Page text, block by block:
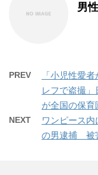
男
PREV
「小児性愛
レフで盗撮
が全国の保
NEXT
ワンピース
の男逮捕 被